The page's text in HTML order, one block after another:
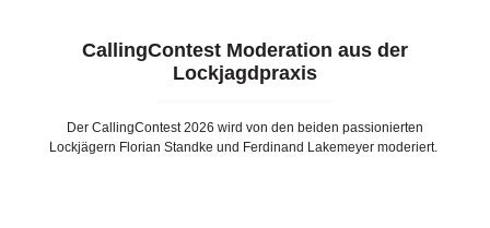
CallingContest Moderation aus der
Lockjagdpraxis
Der CallingContest 2026 wird von den beiden passionierten
Lockjägern Florian Standke und Ferdinand Lakemeyer moderiert.